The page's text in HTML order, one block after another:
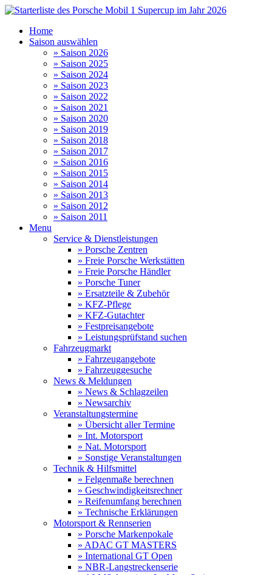
Home
Saison auswählen
» Saison 2026
» Saison 2025
» Saison 2024
» Saison 2023
» Saison 2022
» Saison 2021
» Saison 2020
» Saison 2019
» Saison 2018
» Saison 2017
» Saison 2016
» Saison 2015
» Saison 2014
» Saison 2013
» Saison 2012
» Saison 2011
Menu
Service & Dienstleistungen
» Porsche Zentren
» Freie Porsche Werkstätten
» Freie Porsche Händler
» Porsche Tuner
» Ersatzteile & Zubehör
» KFZ-Pflege
» KFZ-Gutachter
» Festpreisangebote
» Leistungsprüfstand suchen
Fahrzeugmarkt
» Fahrzeugangebote
» Fahrzeuggesuche
News & Meldungen
» News & Schlagzeilen
» Newsarchiv
Veranstaltungstermine
» Übersicht aller Termine
» Int. Motorsport
» Nat. Motorsport
» Sonstige Veranstaltungen
Technik & Hilfsmittel
» Felgenmaße berechnen
» Geschwindigkeitsrechner
» Reifenumfang berechnen
» Technische Erklärungen
Motorsport & Rennserien
» Porsche Markenpokale
» ADAC GT MASTERS
» International GT Open
» NBR-Langstreckenserie